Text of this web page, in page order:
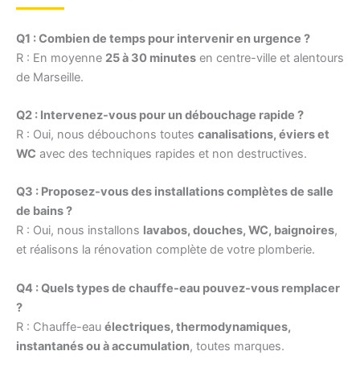
Q1 : Combien de temps pour intervenir en urgence ?
R : En moyenne 25 à 30 minutes en centre-ville et alentours
de Marseille.
Q2 : Intervenez-vous pour un débouchage rapide ?
R : Oui, nous débouchons toutes canalisations, éviers et
WC avec des techniques rapides et non destructives.
Q3 : Proposez-vous des installations complètes de salle
de bains ?
R : Oui, nous installons lavabos, douches, WC, baignoires,
et réalisons la rénovation complète de votre plomberie.
Q4 : Quels types de chauffe-eau pouvez-vous remplacer
?
R : Chauffe-eau électriques, thermodynamiques,
instantanés ou à accumulation, toutes marques.